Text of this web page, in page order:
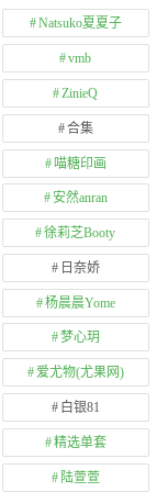
Natsuko夏夏子
vmb
ZinieQ
合集
喵糖印画
安然anran
徐莉芝Booty
日奈娇
杨晨晨Yome
梦心玥
爱尤物(尤果网)
白银81
精选单套
陆萱萱